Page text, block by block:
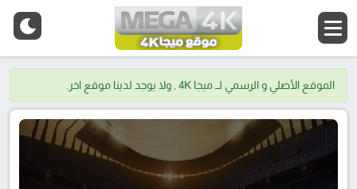
الموقع الأصلي و الرسمي لــ ميجا 4K , ولا يوجد لدينا موقع اخر.